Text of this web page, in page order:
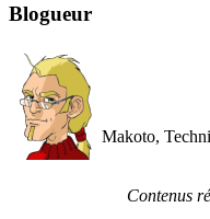
Blogueur
Makoto,
Contenus